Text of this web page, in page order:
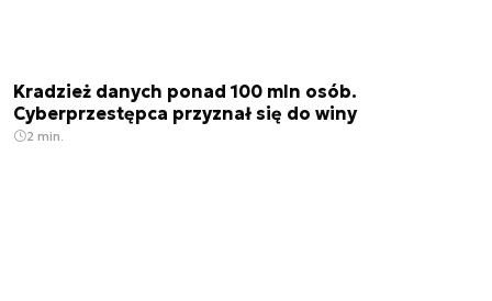
Kradzież danych ponad 100 mln osób.
Cyberprzestępca przyznał się do winy
2 min.